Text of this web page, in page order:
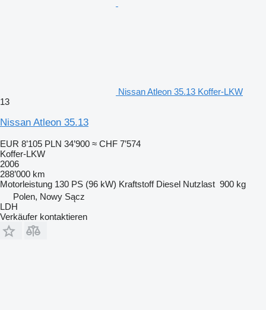
Nissan Atleon 35.13 Koffer-LKW
13
Nissan Atleon 35.13
EUR 8’105 PLN 34’900 ≈ CHF 7’574
Koffer-LKW
2006
288’000 km
Motorleistung 130 PS (96 kW) Kraftstoff Diesel Nutzlast 900 kg
Polen, Nowy Sącz
LDH
Verkäufer kontaktieren